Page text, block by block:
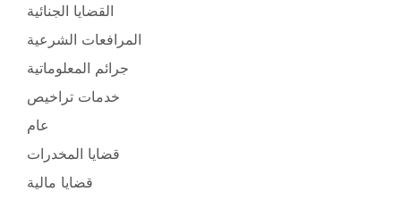
القضايا الجنائية
المرافعات الشرعية
جرائم المعلوماتية
خدمات تراخيص
عام
قضايا المخدرات
قضايا مالية